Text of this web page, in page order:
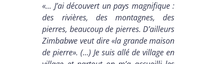
«… J’ai découvert un pays magnifique :
des rivières, des montagnes, des
pierres, beaucoup de pierres. D’ailleurs
Zimbabwe veut dire «la grande maison
de pierre». (…) Je suis allé de village en